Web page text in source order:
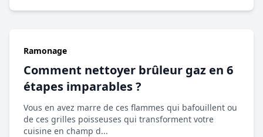
Ramonage
Comment nettoyer brûleur gaz en 6
étapes imparables ?
Vous en avez marre de ces flammes qui bafouillent ou
de ces grilles poisseuses qui transforment votre
cuisine en champ d...